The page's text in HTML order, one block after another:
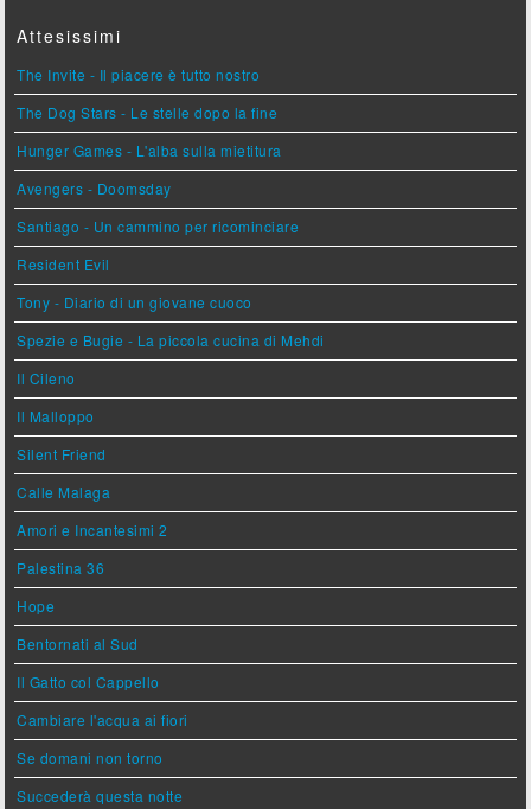
Attesissimi
The Invite - Il piacere è tutto nostro
The Dog Stars - Le stelle dopo la fine
Hunger Games - L'alba sulla mietitura
Avengers - Doomsday
Santiago - Un cammino per ricominciare
Resident Evil
Tony - Diario di un giovane cuoco
Spezie e Bugie - La piccola cucina di Mehdi
Il Cileno
Il Malloppo
Silent Friend
Calle Malaga
Amori e Incantesimi 2
Palestina 36
Hope
Bentornati al Sud
Il Gatto col Cappello
Cambiare l'acqua ai fiori
Se domani non torno
Succederà questa notte